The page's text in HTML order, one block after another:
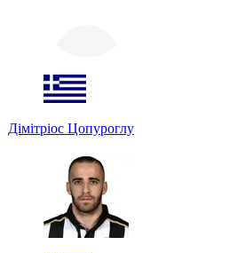
Дімітріос Цопуроглу